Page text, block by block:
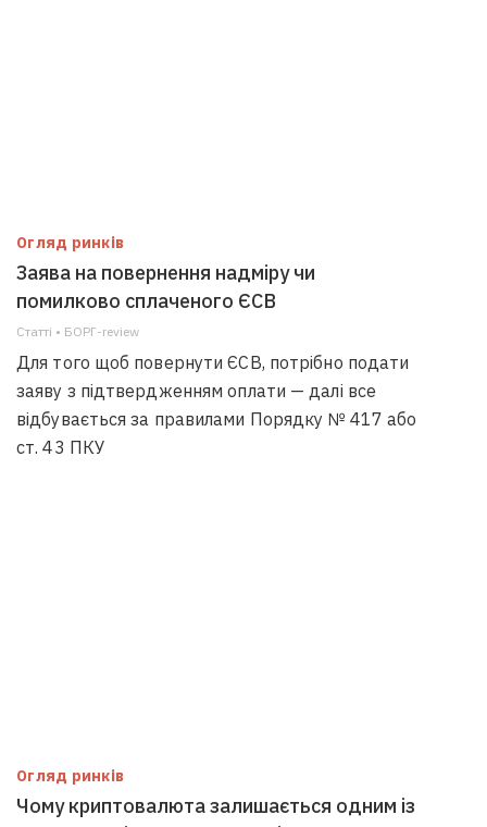
Огляд ринків
Заява на повернення надміру чи
помилково сплаченого ЄСВ
Статті • БОРГ-review
Для того щоб повернути ЄСВ, потрібно подати
заяву з підтвердженням оплати — далі все
відбувається за правилами Порядку № 417 або
ст. 43 ПКУ
Огляд ринків
Чому криптовалюта залишається одним із